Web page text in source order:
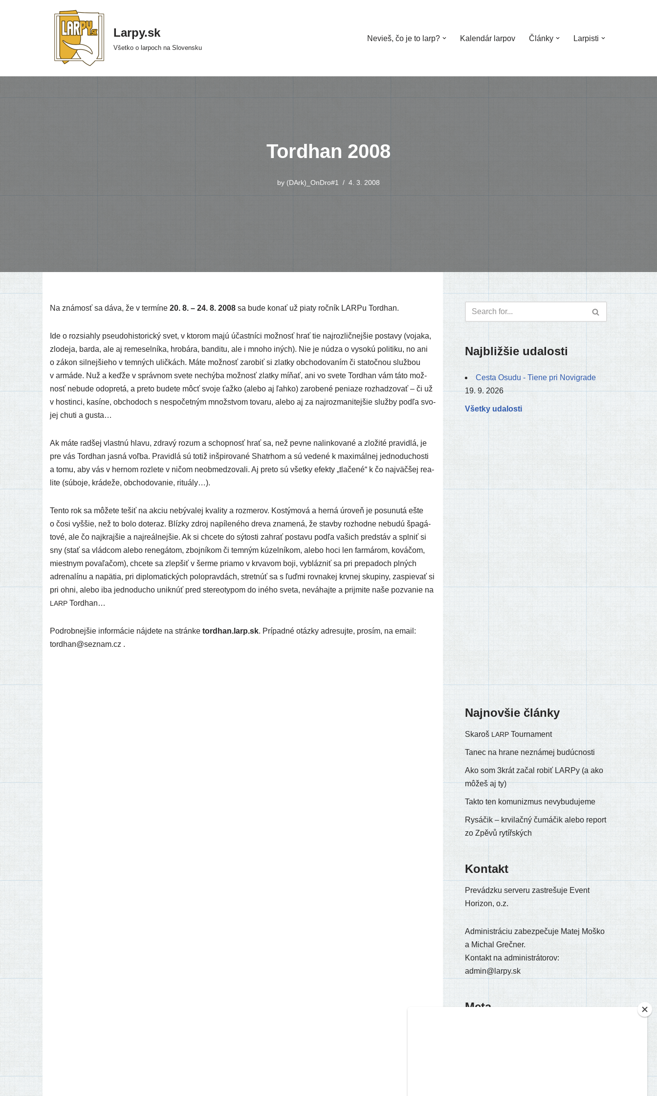
Larpy.sk
Všetko o larpoch na Slovensku
Nevieš, čo je to larp? Kalendár larpov Články Larpisti
Tordhan 2008
by (DArk)_OnDro#1 4. 3. 2008
Na zná­mosť sa dáva, že v ter­mí­ne 20. 8. – 24. 8. 2008 sa bude konať už pia­ty roč­ník LARPu Tordhan.
Ide o roz­siah­ly pse­udo­his­to­ric­ký svet, v kto­rom majú účast­ní­ci mož­nosť hrať tie naj­roz­lič­nej­šie posta­vy (voja­ka,
zlo­de­ja, bar­da, ale aj reme­sel­ní­ka, hro­bá­ra, ban­di­tu, ale i mno­ho iných). Nie je núdza o vyso­kú poli­ti­ku, no ani
o zákon sil­nej­šie­ho v tem­ných ulič­kách. Máte mož­nosť zaro­biť si zlat­ky obcho­do­va­ním či sta­toč­nou služ­bou
v armá­de. Nuž a keď­že v správ­nom sve­te nechý­ba mož­nosť zlat­ky míňať, ani vo sve­te Tordhan vám táto mož­
nosť nebu­de odo­pre­tá, a pre­to bude­te môcť svo­je ťaž­ko (ale­bo aj ľah­ko) zaro­be­né penia­ze roz­ha­dzo­vať – či už
v hos­tin­ci, kasí­ne, obcho­doch s nespo­čet­ným množ­stvom tova­ru, ale­bo aj za naj­roz­ma­ni­tej­šie služ­by pod­ľa svo­
jej chu­ti a gusta…
Ak máte rad­šej vlast­nú hla­vu, zdra­vý roz­um a schop­nosť hrať sa, než pev­ne nalin­ko­va­né a zlo­ži­té pra­vid­lá, je
pre vás Tordhan jas­ná voľ­ba. Pravidlá sú totiž inšpi­ro­va­né Shatrhom a sú vede­né k maxi­mál­nej jed­no­du­chos­ti
a tomu, aby vás v her­nom roz­le­te v ničom neob­me­dzo­va­li. Aj pre­to sú všet­ky efek­ty „tla­če­né“ k čo naj­väč­šej rea­
li­te (súbo­je, krá­de­že, obcho­do­va­nie, rituály…).
Tento rok sa môže­te tešiť na akciu nebý­va­lej kva­li­ty a roz­me­rov. Kostýmová a her­ná úro­veň je posu­nu­tá ešte
o čosi vyš­šie, než to bolo dote­raz. Blízky zdroj napí­le­né­ho dre­va zna­me­ná, že stav­by roz­hod­ne nebu­dú špa­gá­
to­vé, ale čo najk­raj­šie a naj­re­ál­nej­šie. Ak si chce­te do sýtos­ti zahrať posta­vu pod­ľa vašich pred­stáv a spl­niť si
sny (stať sa vlád­com ale­bo rene­gá­tom, zboj­ní­kom či tem­ným kúzel­ní­kom, ale­bo hoci len far­má­rom, ková­čom,
miest­nym pova­ľa­čom), chce­te sa zlep­šiť v šer­me pria­mo v krva­vom boji, vybláz­niť sa pri pre­pa­doch plných
adre­na­lí­nu a napä­tia, pri dip­lo­ma­tic­kých polo­prav­dách, stret­núť sa s ľuď­mi rov­na­kej krv­nej sku­pi­ny, zaspie­vať si
pri ohni, ale­bo iba jed­no­du­cho unik­núť pred ste­re­oty­pom do iné­ho sve­ta, nevá­haj­te a prij­mi­te naše pozva­nie na
LARP Tordhan…
Podrobnejšie infor­má­cie náj­de­te na strán­ke tord​han​.larp​.sk. Prípadné otáz­ky adre­suj­te, pro­sím, na email:
tordhan@seznam.cz .
Najbližšie udalosti
Cesta Osudu - Tiene pri Novigrade
19. 9. 2026
Všetky udalosti
Najnovšie články
Skaroš LARP Tournament
Tanec na hrane neznámej budúcnosti
Ako som 3krát začal robiť LARPy (a ako
môžeš aj ty)
Takto ten komunizmus nevybudujeme
Rysáčik – krvilačný čumáčik alebo report
zo Zpěvů rytířských
Kontakt
Prevádzku ser­ve­ru zastre­šu­je Event
Horizon, o.z.
Administráciu zabez­pe­ču­je Matej Moško
a Michal Grečner.
Kontakt na admi­nis­trá­to­rov:
admin@larpy.sk
Meta